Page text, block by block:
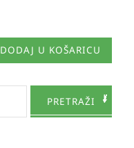
DODAJ U KOŠARICU
PRETRAŽI